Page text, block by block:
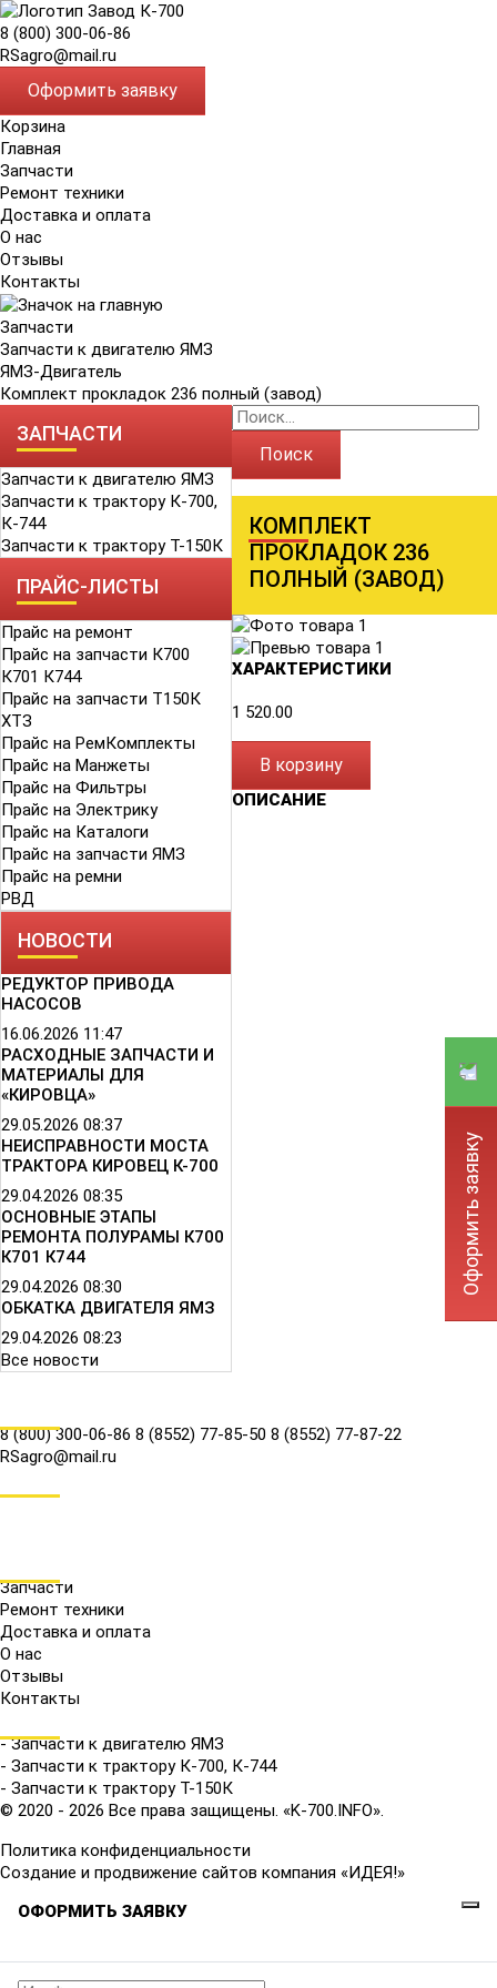
8 (800) 300-06-86
RSagro@mail.ru
Оформить заявку
Корзина
Главная
Запчасти
Ремонт техники
Доставка и оплата
О нас
Отзывы
Контакты
Запчасти
Запчасти к двигателю ЯМЗ
ЯМЗ-Двигатель
Комплект прокладок 236 полный (завод)
ЗАПЧАСТИ
Запчасти к двигателю ЯМЗ
Запчасти к трактору К-700,
К-744
Запчасти к трактору Т-150К
ПРАЙС-ЛИСТЫ
Прайс на ремонт
Прайс на запчасти К700
К701 К744
Прайс на запчасти Т150К
ХТЗ
Прайс на РемКомплекты
Прайс на Манжеты
Прайс на Фильтры
Прайс на Электрику
Прайс на Каталоги
Прайс на запчасти ЯМЗ
Прайс на ремни
РВД
НОВОСТИ
РЕДУКТОР ПРИВОДА
НАСОСОВ
16.06.2026 11:47
РАСХОДНЫЕ ЗАПЧАСТИ И
МАТЕРИАЛЫ ДЛЯ
«КИРОВЦА»
29.05.2026 08:37
НЕИСПРАВНОСТИ МОСТА
ТРАКТОРА КИРОВЕЦ К-700
29.04.2026 08:35
ОСНОВНЫЕ ЭТАПЫ
РЕМОНТА ПОЛУРАМЫ К700
К701 К744
29.04.2026 08:30
ОБКАТКА ДВИГАТЕЛЯ ЯМЗ
29.04.2026 08:23
Все новости
Поиск
КОМПЛЕКТ
ПРОКЛАДОК 236
ПОЛНЫЙ (ЗАВОД)
ХАРАКТЕРИСТИКИ
1 520.00
В корзину
ОПИСАНИЕ
8 (800) 300-06-86 8 (8552) 77-85-50 8 (8552) 77-87-22
RSagro@mail.ru
Запчасти
Ремонт техники
Доставка и оплата
О нас
Отзывы
Контакты
- Запчасти к двигателю ЯМЗ
- Запчасти к трактору К-700, К-744
- Запчасти к трактору Т-150К
© 2020 - 2026 Все права защищены. «K-700.INFO».
Политика конфиденциальности
Создание и продвижение сайтов компания «ИДЕЯ!»
Оформить заявку
ОФОРМИТЬ ЗАЯВКУ